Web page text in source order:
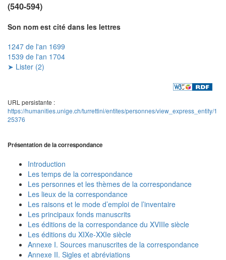
(540-594)
Son nom est cité dans les lettres
1247 de l'an 1699
1539 de l'an 1704
➤ Lister (2)
URL persistante :
https://humanities.unige.ch/turrettini/entites/personnes/view_express_entity/1
25376
Présentation de la correspondance
Introduction
Les temps de la correspondance
Les personnes et les thèmes de la correspondance
Les lieux de la correspondance
Les raisons et le mode d’emploi de l’inventaire
Les principaux fonds manuscrits
Les éditions de la correspondance du XVIIIe siècle
Les éditions du XIXe-XXIe siècle
Annexe I. Sources manuscrites de la correspondance
Annexe II. Sigles et abréviations